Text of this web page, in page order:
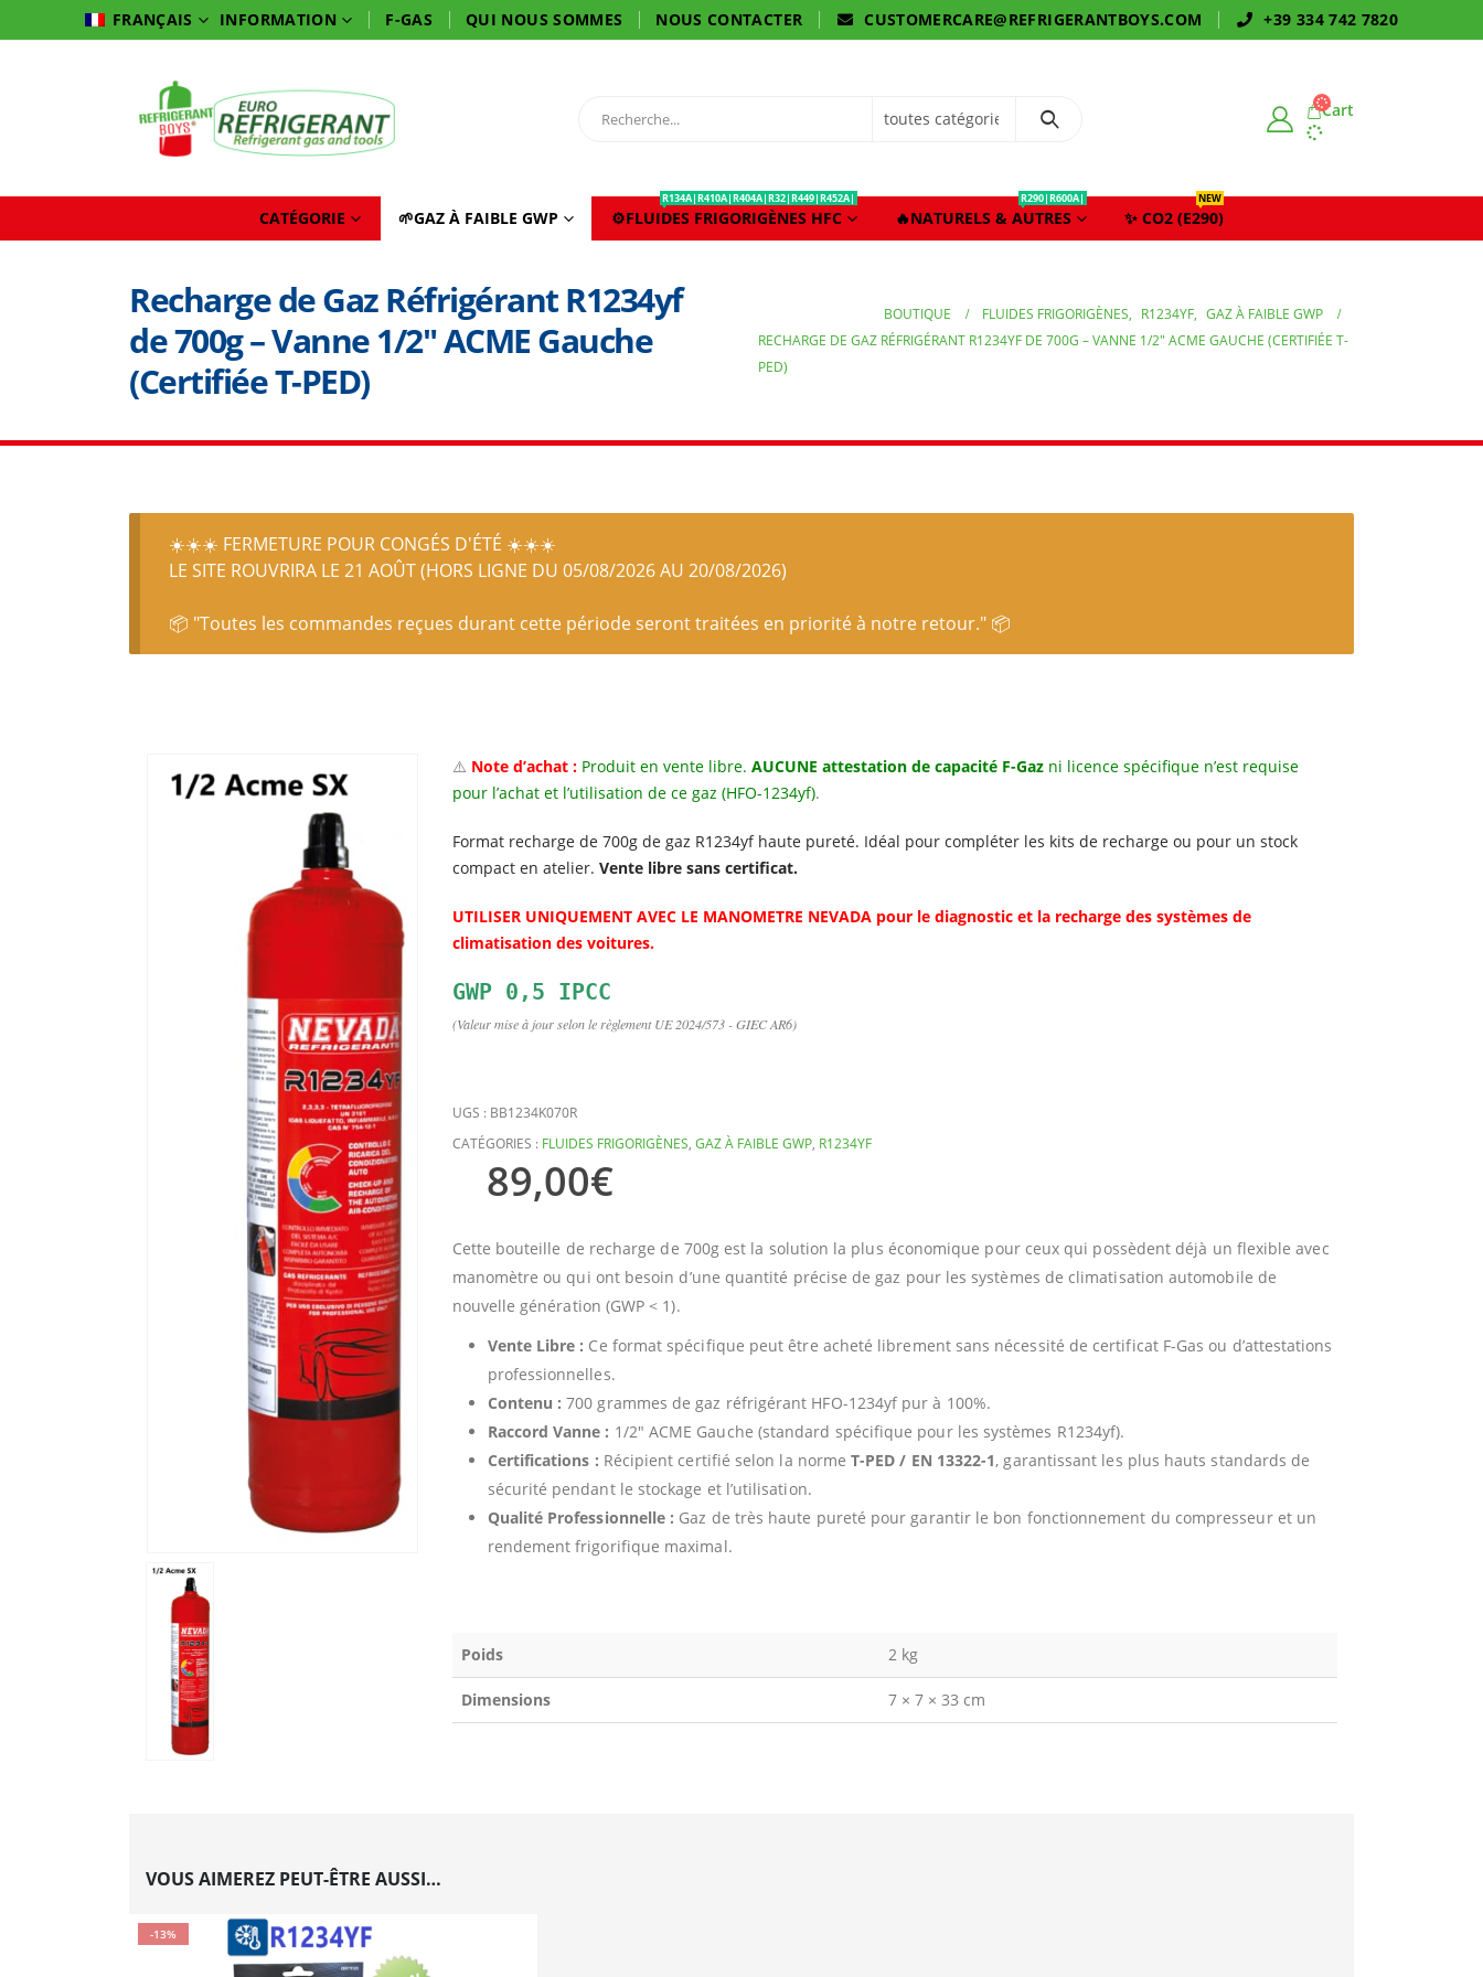
FRANÇAIS INFORMATION F-GAS QUI NOUS SOMMES NOUS CONTACTER CUSTOMERCARE@REFRIGERANTBOYS.COM +39 334 742 7820
Cart
CATÉGORIE 🌱GAZ À FAIBLE GWP ⚙️FLUIDES FRIGORIGÈNES HFC
R134A|R410A|R404A|R32|R449|R452A|
🔥NATURELS & AUTRES
R290|R600A|
✨ CO2 (E290)
NEW
Recharge de Gaz Réfrigérant R1234yf
de 700g – Vanne 1/2″ ACME Gauche
(Certifiée T-PED)
BOUTIQUE FLUIDES FRIGORIGÈNES, R1234YF, GAZ À FAIBLE GWP
RECHARGE DE GAZ RÉFRIGÉRANT R1234YF DE 700G – VANNE 1/2″ ACME GAUCHE (CERTIFIÉE T-
PED)
☀️☀️☀️ FERMETURE POUR CONGÉS D'ÉTÉ ☀️☀️☀️
LE SITE ROUVRIRA LE 21 AOÛT (HORS LIGNE DU 05/08/2026 AU 20/08/2026)
📦 "Toutes les commandes reçues durant cette période seront traitées en priorité à notre retour." 📦
⚠️ Note d’achat : Produit en vente libre. AUCUNE attestation de capacité F-Gazni licence spécifique n’est requise
pour l’achat et l’utilisation de ce gaz (HFO-1234yf).
Format recharge de 700g de gaz R1234yf haute pureté. Idéal pour compléter les kits de recharge ou pour un stock
compact en atelier. Vente libre sans certificat.
UTILISER UNIQUEMENT AVEC LE MANOMETRE NEVADA pour le diagnostic et la recharge des systèmes de
climatisation des voitures.
(Valeur mise à jour selon le règlement UE 2024/573 - GIEC AR6)
UGS : BB1234K070R
CATÉGORIES : FLUIDES FRIGORIGÈNES, GAZ À FAIBLE GWP, R1234YF
89,00€
Cette bouteille de recharge de 700g est la solution la plus économique pour ceux qui possèdent déjà un flexible avec
manomètre ou qui ont besoin d’une quantité précise de gaz pour les systèmes de climatisation automobile de
nouvelle génération (GWP < 1).
Vente Libre : Ce format spécifique peut être acheté librement sans nécessité de certificat F-Gas ou d’attestations
professionnelles.
Contenu : 700 grammes de gaz réfrigérant HFO-1234yf pur à 100%.
Raccord Vanne : 1/2″ ACME Gauche (standard spécifique pour les systèmes R1234yf).
Certifications : Récipient certifié selon la normeT-PED / EN 13322-1, garantissant les plus hauts standards de
sécurité pendant le stockage et l’utilisation.
Qualité Professionnelle : Gaz de très haute pureté pour garantir le bon fonctionnement du compresseur et un
rendement frigorifique maximal.
Poids 2 kg
Dimensions 7 × 7 × 33 cm
VOUS AIMEREZ PEUT-ÊTRE AUSSI…
-13%